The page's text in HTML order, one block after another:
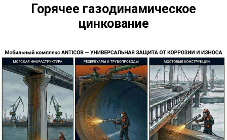
Горячее газодинамическое
цинкование